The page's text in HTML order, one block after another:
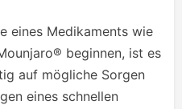
eines Medikaments wie
beginnen, ist es
auf mögliche Sorgen
eines schnellen